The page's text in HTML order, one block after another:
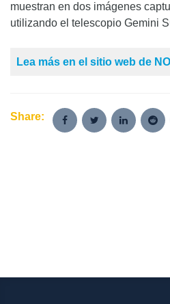
muestran en dos imágenes
utilizando el telescopio Gemini
Lea más en el sitio web de
Share: